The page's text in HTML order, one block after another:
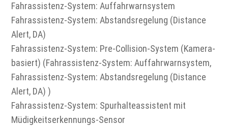
Fahrassistenz-System: Auffahrwarnsystem
Fahrassistenz-System: Abstandsregelung (Distance
Alert, DA)
Fahrassistenz-System: Pre-Collision-System (Kamera-
basiert) (Fahrassistenz-System: Auffahrwarnsystem,
Fahrassistenz-System: Abstandsregelung (Distance
Alert, DA) )
Fahrassistenz-System: Spurhalteassistent mit
Müdigkeitserkennungs-Sensor